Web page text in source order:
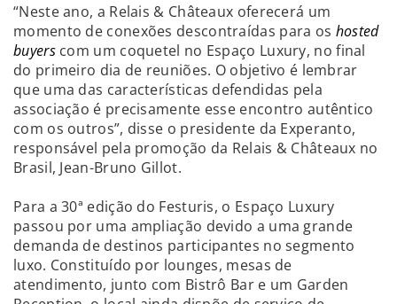
“Neste ano, a Relais & Châteaux oferecerá um
momento de conexões descontraídas para os hosted
buyerscom um coquetel no Espaço Luxury, no final
do primeiro dia de reuniões. O objetivo é lembrar
que uma das características defendidas pela
associação é precisamente esse encontro autêntico
com os outros”, disse o presidente da Experanto,
responsável pela promoção da Relais & Châteaux no
Brasil, Jean-Bruno Gillot.
Para a 30ª edição do Festuris, o Espaço Luxury
passou por uma ampliação devido a uma grande
demanda de destinos participantes no segmento
luxo. Constituído por lounges, mesas de
atendimento, junto com Bistrô Bar e um Garden